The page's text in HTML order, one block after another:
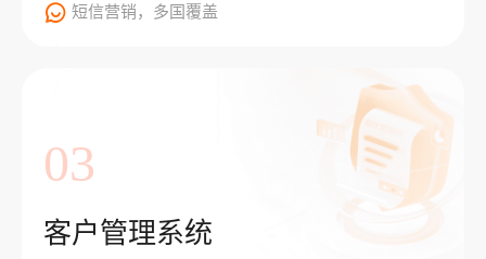
短信营销，多国覆盖
03
客户管理系统